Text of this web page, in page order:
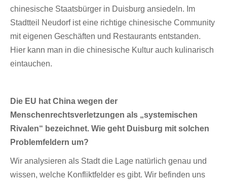
chinesische Staatsbürger in Duisburg ansiedeln. Im
Stadtteil Neudorf ist eine richtige chinesische Community
mit eigenen Geschäften und Restaurants entstanden.
Hier kann man in die chinesische Kultur auch kulinarisch
eintauchen.
Die EU hat China wegen der
Menschenrechtsverletzungen als „systemischen
Rivalen“ bezeichnet. Wie geht Duisburg mit solchen
Problemfeldern um?
Wir analysieren als Stadt die Lage natürlich genau und
wissen, welche Konfliktfelder es gibt. Wir befinden uns